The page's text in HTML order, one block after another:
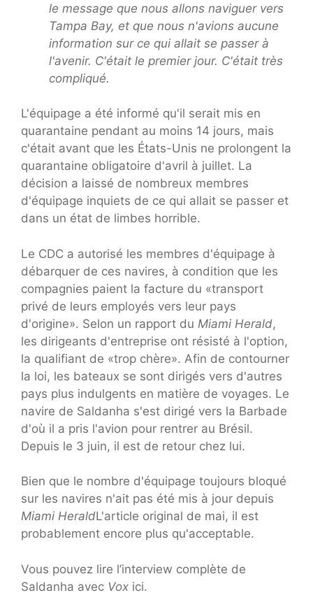
le message que nous allons naviguer vers
Tampa Bay, et que nous n'avions aucune
information sur ce qui allait se passer à
l'avenir. C'était le premier jour. C'était très
compliqué.
L'équipage a été informé qu'il serait mis en
quarantaine pendant au moins 14 jours, mais
c'était avant que les États-Unis ne prolongent la
quarantaine obligatoire d'avril à juillet. La
décision a laissé de nombreux membres
d'équipage inquiets de ce qui allait se passer et
dans un état de limbes horrible.
Le CDC a autorisé les membres d'équipage à
débarquer de ces navires, à condition que les
compagnies paient la facture du «transport
privé de leurs employés vers leur pays
d'origine». Selon un rapport du Miami Herald,
les dirigeants d'entreprise ont résisté à l'option,
la qualifiant de «trop chère». Afin de contourner
la loi, les bateaux se sont dirigés vers d'autres
pays plus indulgents en matière de voyages. Le
navire de Saldanha s'est dirigé vers la Barbade
d'où il a pris l'avion pour rentrer au Brésil.
Depuis le 3 juin, il est de retour chez lui.
Bien que le nombre d'équipage toujours bloqué
sur les navires n'ait pas été mis à jour depuis
Miami HeraldL'article original de mai, il est
probablement encore plus qu'acceptable.
Vous pouvez lire l’interview complète de
Saldanha avec Vox ici.